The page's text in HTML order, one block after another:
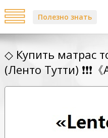
Полезно знать
◇ Купить матрас
(Ленто Тутти)